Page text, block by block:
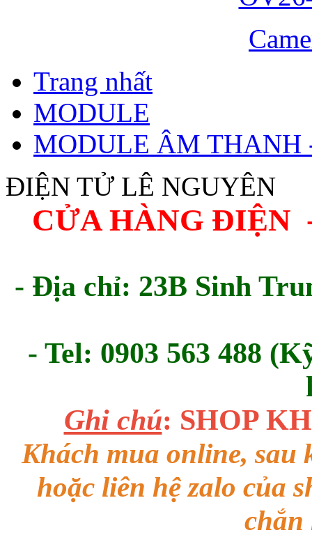
Trang nhất
MODULE
MODULE ÂM THANH
ĐIỆN TỬ LÊ NGUYÊN
CỬA HÀNG ĐIỆN
- Địa chỉ: 23B Sinh
- Tel: 0903 563 488
Ghi chú: SHOP
Khách mua online,
hoặc liên hệ zalo của
chắn